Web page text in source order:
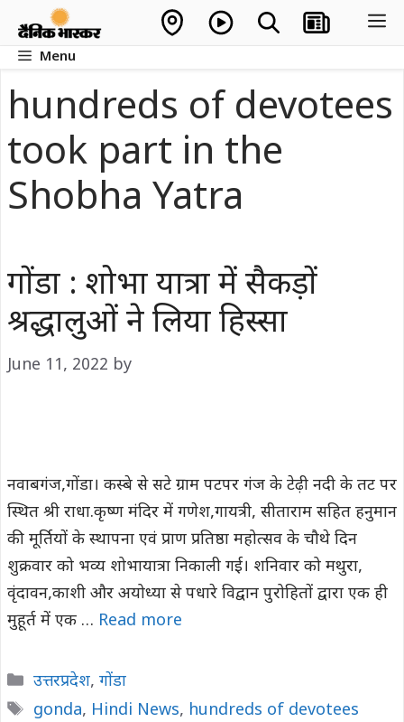
contentMenu
hundreds of devotees
took part in the
Shobha Yatra
गोंडा : शोभा यात्रा में सैकड़ों
श्रद्धालुओं ने लिया हिस्सा
June 11, 2022 by
नवाबगंज,गोंडा। कस्बे से सटे ग्राम पटपर गंज के टेढ़ी नदी के तट पर
स्थित श्री राधा.कृष्ण मंदिर में गणेश,गायत्री, सीताराम सहित हनुमान
की मूर्तियों के स्थापना एवं प्राण प्रतिष्ठा महोत्सव के चौथे दिन
शुक्रवार को भव्य शोभायात्रा निकाली गई। शनिवार को मथुरा,
वृंदावन,काशी और अयोध्या से पधारे विद्वान पुरोहितों द्वारा एक ही
मुहूर्त में एक … Read more
Categories
उत्तरप्रदेश, गोंडा
Tags
gonda, Hindi News, hundreds of devotees